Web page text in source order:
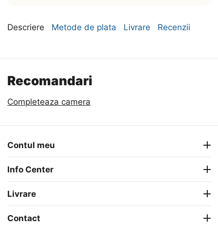
Descriere Metode de plata Livrare Recenzii
Recomandari
Completeaza camera
Contul meu
Info Center
Livrare
Contact